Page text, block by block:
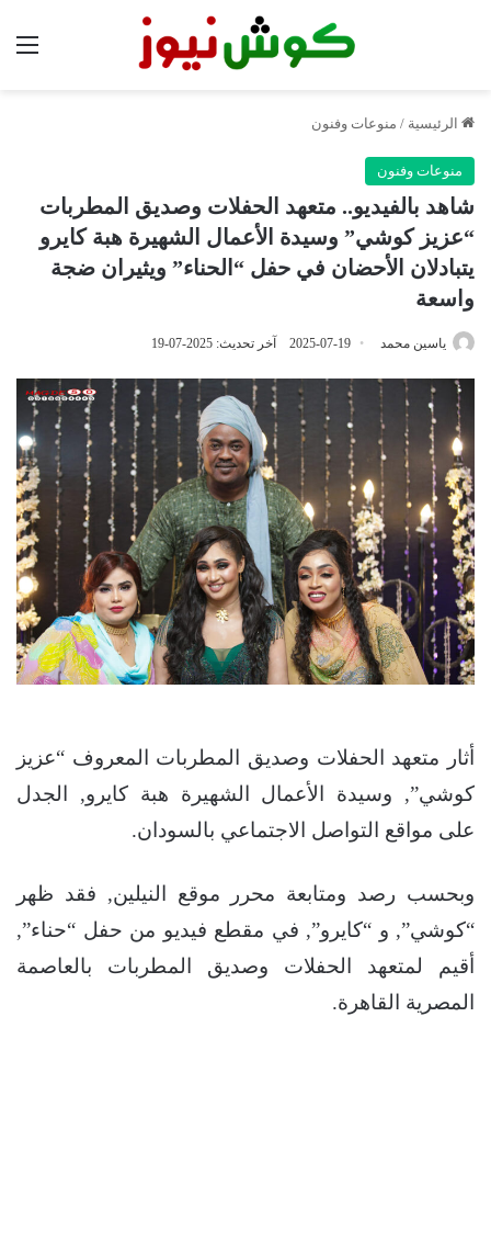
الرئيسية / منوعات وفنون
منوعات وفنون
شاهد بالفيديو.. متعهد الحفلات وصديق المطربات
“عزيز كوشي” وسيدة الأعمال الشهيرة هبة كايرو
يتبادلان الأحضان في حفل “الحناء” ويثيران ضجة
واسعة
ياسين محمد 2025-07-19 آخر تحديث: 2025-07-19
أثار متعهد الحفلات وصديق المطربات المعروف “عزيز
كوشي”, وسيدة الأعمال الشهيرة هبة كايرو, الجدل
على مواقع التواصل الاجتماعي بالسودان.
وبحسب رصد ومتابعة محرر موقع النيلين, فقد ظهر
“كوشي”, و “كايرو”, في مقطع فيديو من حفل “حناء”,
أقيم لمتعهد الحفلات وصديق المطربات بالعاصمة
المصرية القاهرة.